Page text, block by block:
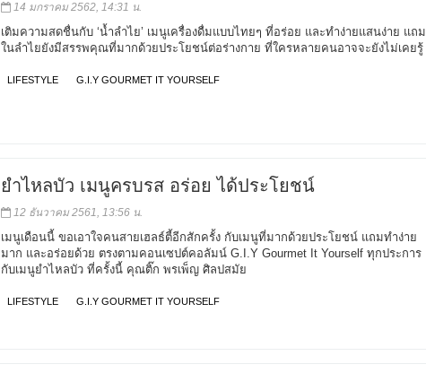
14 มกราคม 2562, 14:31 น.
เติมความสดชื่นกับ ‘น้ำลำไย’ เมนูเครื่องดื่มแบบไทยๆ ที่อร่อย และทำง่ายแสนง่าย แถม
ในลำไยยังมีสรรพคุณที่มากด้วยประโยชน์ต่อร่างกาย ที่ใครหลายคนอาจจะยังไม่เคยรู้
LIFESTYLE G.I.Y GOURMET IT YOURSELF
ยำไหลบัว เมนูครบรส อร่อย ได้ประโยชน์
12 ธันวาคม 2561, 13:56 น.
เมนูเดือนนี้ ขอเอาใจคนสายเฮลธ์ตี้อีกสักครั้ง กับเมนูที่มากด้วยประโยชน์ แถมทำง่าย
มาก และอร่อยด้วย ตรงตามคอนเซปต์คอลัมน์ G.I.Y Gourmet It Yourself ทุกประการ
กับเมนูยำไหลบัว ที่ครั้งนี้ คุณติ๊ก พรเพ็ญ ศิลปสมัย
LIFESTYLE G.I.Y GOURMET IT YOURSELF